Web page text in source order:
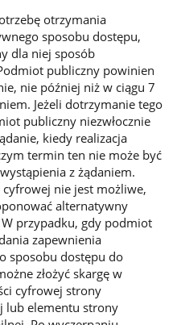
otrzymania
sposobu dostępu,
dla niej sposób
publiczny powinien
nie później niż w ciągu 7
Jeżeli dotrzymanie tego
publiczny niezwłocznie
kiedy realizacja
termin ten nie może być
z żądaniem.
cyfrowej nie jest możliwe,
alternatywny
przypadku, gdy podmiot
zapewnienia
sposobu dostępu do
złożyć skargę w
cyfrowej strony
lub elementu strony